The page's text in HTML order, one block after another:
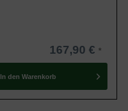
167,90 €
In den Warenkorb